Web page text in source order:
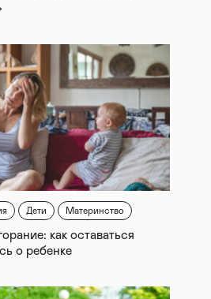
Дети Материнство
как оставаться
о ребенке